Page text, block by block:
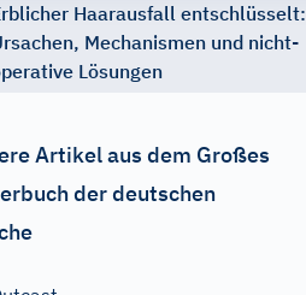
Haarausfall entschlüsselt:
Mechanismen und nicht-
Lösungen
Artikel aus dem Großes
der deutschen